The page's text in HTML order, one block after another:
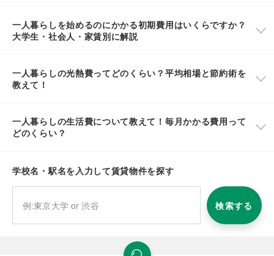
一人暮らしを始めるのにかかる初期費用はいくらですか？
大学生・社会人・家賃別に解説
一人暮らしの光熱費ってどのくらい？平均相場と節約術を
教えて！
一人暮らしの生活費について教えて！毎月かかる費用って
どのくらい？
学校名・駅名を入力して賃貸物件を探す
検索する